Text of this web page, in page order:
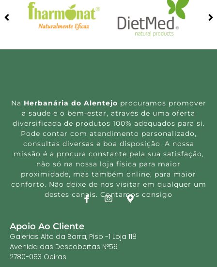
Na Herbanária do Alentejo procuramos promover
a saúde e o bem-estar, através de uma oferta
diversificada de produtos 100% adequados para si.
Pode contar com atendimento personalizado,
consultas diversas e boa disposição. A nossa
missão é a procura constante pela sua satisfação,
não só na nossa loja física para maior
proximidade, mas também online, para maior
conforto. Não deixe de nos visitar em qualquer um
destes canais. Contamos consigo
Apoio Ao Cliente
Galerias Alto da Barra, Piso -1 Loja 118
Avenida das Descobertas Nº59
2780-053 Oeiras